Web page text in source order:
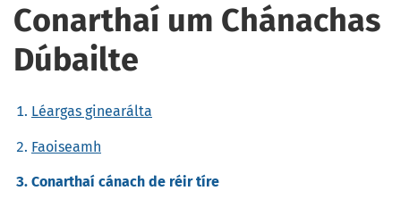
Conarthaí um Chánachas
Dúbailte
Léargas ginearálta
Faoiseamh
Conarthaí cánach de réir tíre